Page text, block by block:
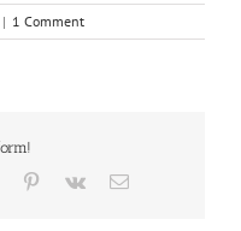
| 1 Comment
Pinterest
Vk Email